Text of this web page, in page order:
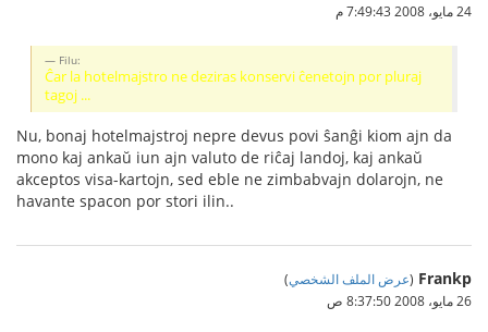
24 مايو، 2008 7:49:43 م
Filu:
Ĉar la hotelmajstro ne deziras konservi ĉenetojn por pluraj
tagoj ...
Nu, bonaj hotelmajstroj nepre devus povi ŝanĝi kiom ajn da
mono kaj ankaŭ iun ajn valuto de riĉaj landoj, kaj ankaŭ
akceptos visa-kartojn, sed eble ne zimbabvajn dolarojn, ne
havante spacon por stori ilin..
Frankp
(عرض الملف الشخصي)
26 مايو، 2008 8:37:50 ص